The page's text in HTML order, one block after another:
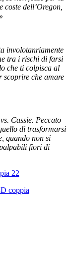
dell’Oregon,
involotanriamente
tra i rischi di farsi
che ti colpisca al
scoprire che amare
Cassie. Peccato
di trasformarsi
quando non si
fiori di